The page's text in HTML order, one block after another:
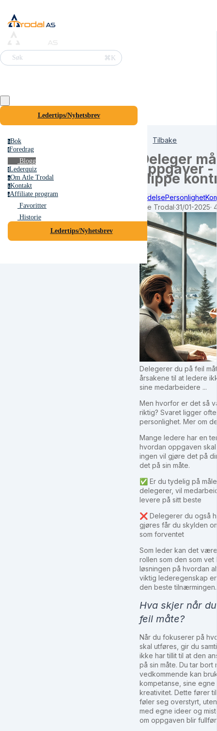
Søk ⌘K
Ledertips/Nyhetsbrev
bBok
fForedrag
Blogg
lLederquiz
oOm Atle Trodal
kKontakt
aAffiliate program
Favoritter
Historie
Ledertips/Nyhetsbrev
Tilbake
Deleger
oppgaver
slippe
LedelsePersonlighet
Atle Trodal·31/01-2025·
Delegerer du på feil
årsakene til at ledere
sine medarbeidere ...
Men hvorfor er det så
riktig? Svaret ligger
personlighet. Mer om
Mange ledere har en
hvordan oppgaven
ingen vil gjøre det på
det på sin måte.
✅ Er du tydelig på
delegerer, vil
levere på sitt beste
❌ Delegerer du også
gjøres får du skylden
som forventet
Som leder kan det
rollen som den som vet
løsningen på hvordan
viktig lederegenskap
den beste tilnærmingen.
Hva skjer når
feil måte?
Når du fokuserer på
skal utføres, gir du
ikke har tillit til at den
på sin måte. Du tar bort
vedkommende kan
kompetanse, sine
kreativitet. Dette fører
føler seg overstyrt,
med egne ideer og
om oppgaven blir